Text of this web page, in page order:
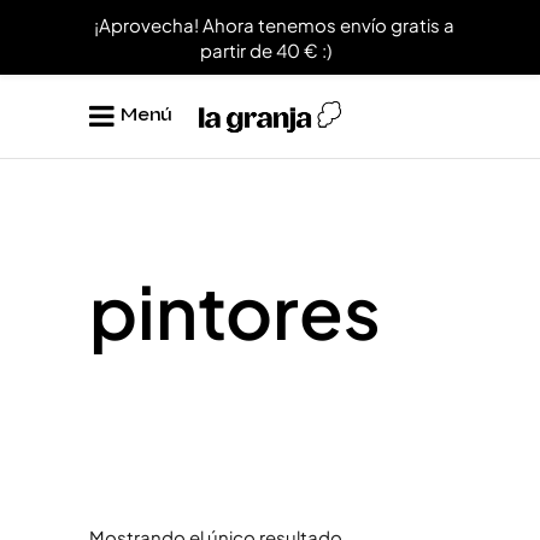
Menú
pintores
¡Aprovecha! Ahora tenemos envío gratis a
partir de 40 € :)